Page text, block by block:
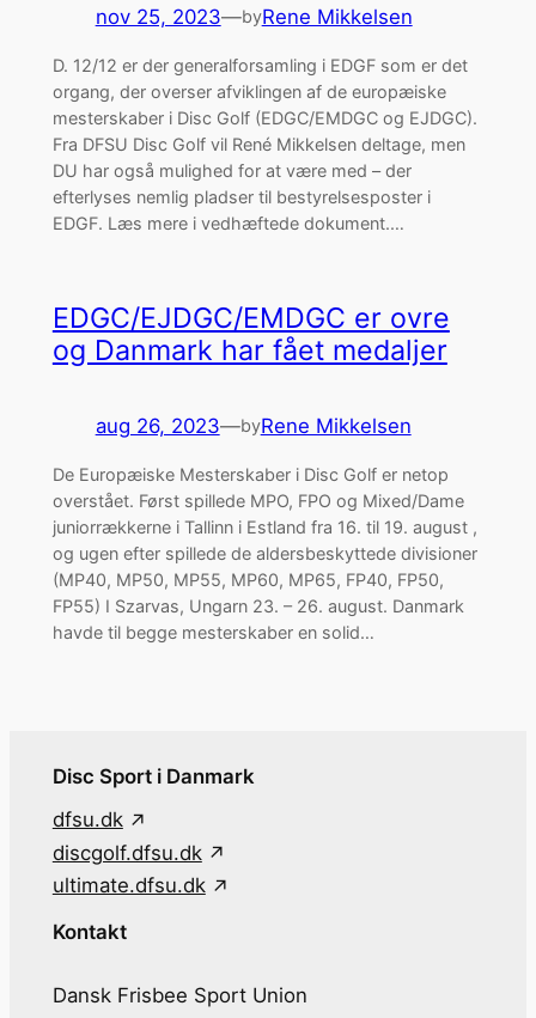
nov 25, 2023—byRene Mikkelsen
D. 12/12 er der generalforsamling i EDGF som er det
organg, der overser afviklingen af de europæiske
mesterskaber i Disc Golf (EDGC/EMDGC og EJDGC).
Fra DFSU Disc Golf vil René Mikkelsen deltage, men
DU har også mulighed for at være med – der
efterlyses nemlig pladser til bestyrelsesposter i
EDGF. Læs mere i vedhæftede dokument.…
EDGC/EJDGC/EMDGC er ovre
og Danmark har fået medaljer
aug 26, 2023—byRene Mikkelsen
De Europæiske Mesterskaber i Disc Golf er netop
overstået. Først spillede MPO, FPO og Mixed/Dame
juniorrækkerne i Tallinn i Estland fra 16. til 19. august ,
og ugen efter spillede de aldersbeskyttede divisioner
(MP40, MP50, MP55, MP60, MP65, FP40, FP50,
FP55) I Szarvas, Ungarn 23. – 26. august. Danmark
havde til begge mesterskaber en solid…
Disc Sport i Danmark
dfsu.dk
discgolf.dfsu.dk
ultimate.dfsu.dk
Kontakt
Dansk Frisbee Sport Union